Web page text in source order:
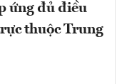
ứng đủ điều
thuộc Trung